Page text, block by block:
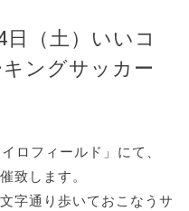
日（土）いいコ
ングサッカー
ロフィールド」にて、
致します。
字通り歩いておこなうサ